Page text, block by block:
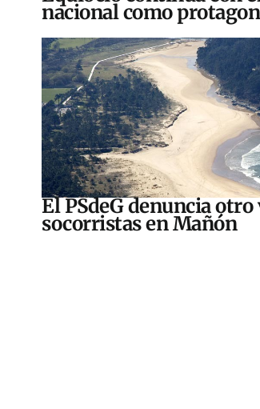
nacional como
El PSdeG denuncia
socorristas en Mañón